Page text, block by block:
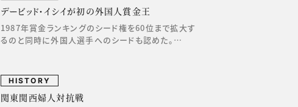
デービッド・イシイが初の外国人賞金王
1987年賞金ランキングのシード権を60位まで拡大す
るのと同時に外国人選手へのシードも認めた。…
HISTORY
関東関西婦人対抗戦